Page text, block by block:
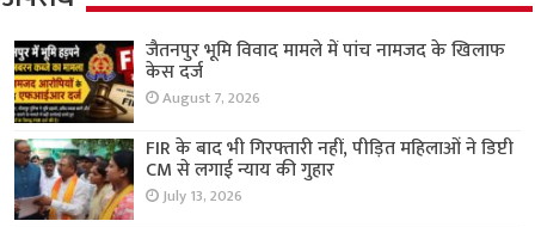
जैतनपुर भूमि विवाद मामले में पांच नामजद के खिलाफ
केस दर्ज
August 7, 2026
FIR के बाद भी गिरफ्तारी नहीं, पीड़ित महिलाओं ने डिप्टी
CM से लगाई न्याय की गुहार
July 13, 2026